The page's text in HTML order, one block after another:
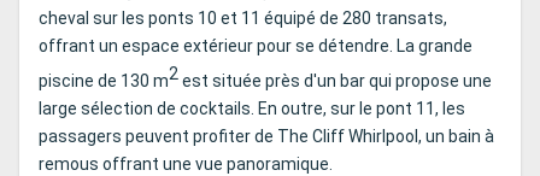
cheval sur les ponts 10 et 11 équipé de 280 transats,
offrant un espace extérieur pour se détendre. La grande
piscine de 130 m2est située près d'un bar qui propose une
large sélection de cocktails. En outre, sur le pont 11, les
passagers peuvent profiter de The Cliff Whirlpool, un bain à
remous offrant une vue panoramique.